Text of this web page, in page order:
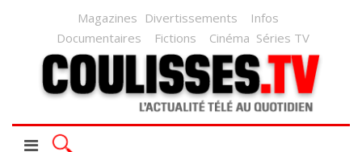
Magazines Divertissements
Infos
Documentaires
Fictions Cinéma Séries TV